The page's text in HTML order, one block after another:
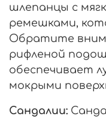
шлепанцы с
ремешками,
Обратите
рифленой
обеспечивает
мокрыми
Сандалии: